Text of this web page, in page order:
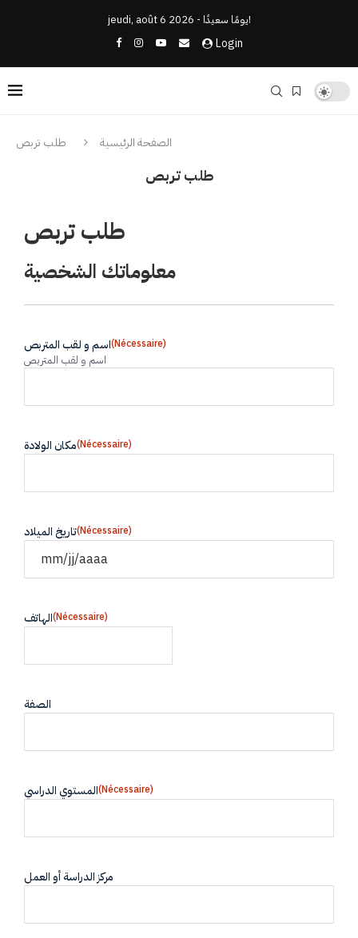
jeudi, août 6 2026 - يومًا سعيدًا!
Login
الصفحة الرئيسية طلب تربص
طلب تربص
طلب تربص
معلوماتك الشخصية
اسم و لقب المتربص(Nécessaire)
اسم و لقب المتربص
مكان الولادة(Nécessaire)
تاريخ الميلاد(Nécessaire)
الهاتف(Nécessaire)
الصفة
المستوي الدراسي(Nécessaire)
مركز الدراسة أو العمل